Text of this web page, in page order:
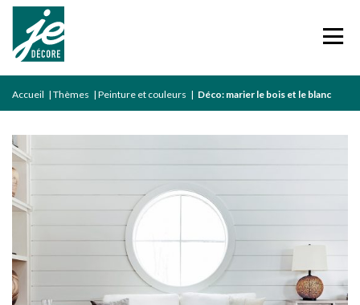
Accueil | Thèmes | Peinture et couleurs | Déco: marier le bois et le blanc